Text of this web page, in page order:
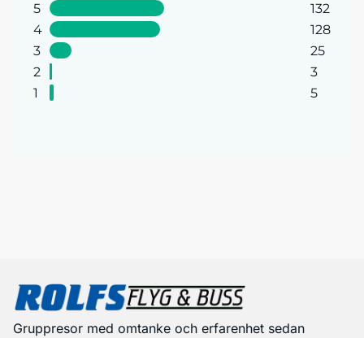
5
132
4
128
3
25
2
3
1
5
Gruppresor med omtanke och erfarenhet sedan